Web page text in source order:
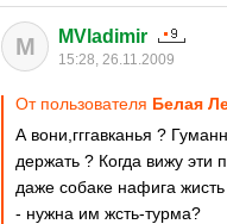
M MVladimir
15:28, 26.11.2009
От пользователя Белая
А вони,гггавканья ?
держать ? Когда вижу эти
даже собаке нафига
- нужна им жсть-турма?